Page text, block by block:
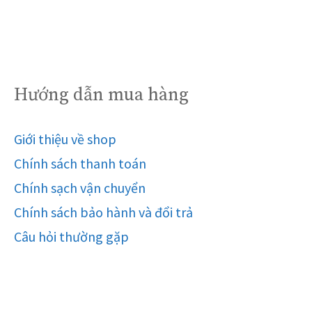
Hướng dẫn mua hàng
Giới thiệu về shop
Chính sách thanh toán
Chính sạch vận chuyển
Chính sách bảo hành và đổi trả
Câu hỏi thường gặp